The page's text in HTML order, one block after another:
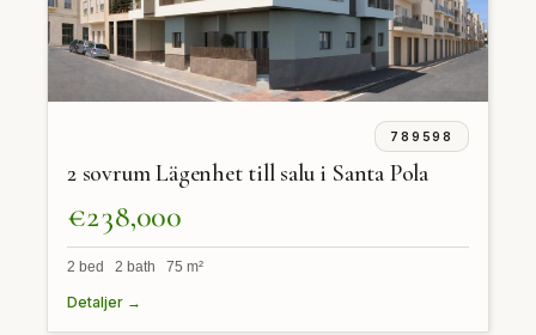
789598
2 sovrum Lägenhet till salu i Santa Pola
€238,000
2 bed 2 bath 75 m²
Detaljer →